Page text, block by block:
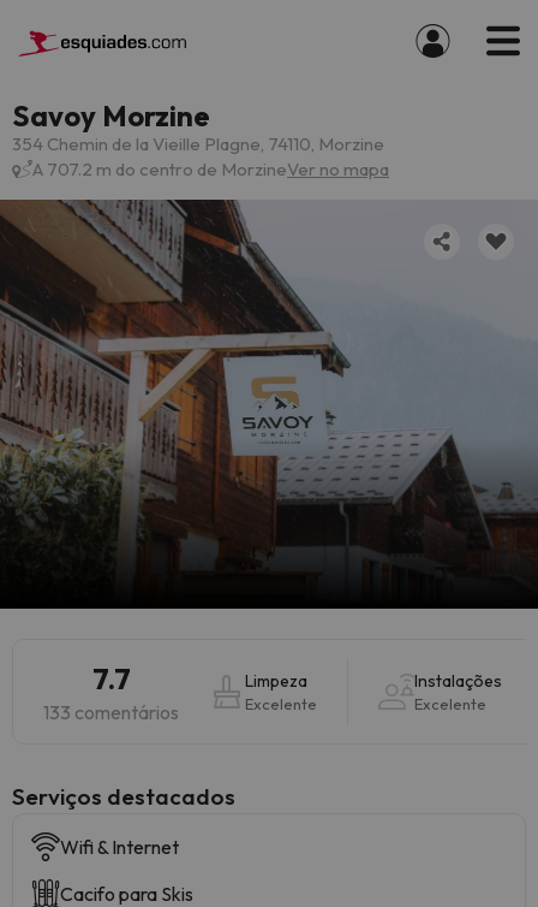
Savoy Morzine
354 Chemin de la Vieille Plagne, 74110, Morzine
A 707.2 m do centro de MorzineVer no mapa
7.7
133 comentários
Limpeza
Excelente
Instalações
Excelente
Serviços destacados
Wifi & Internet
Cacifo para Skis